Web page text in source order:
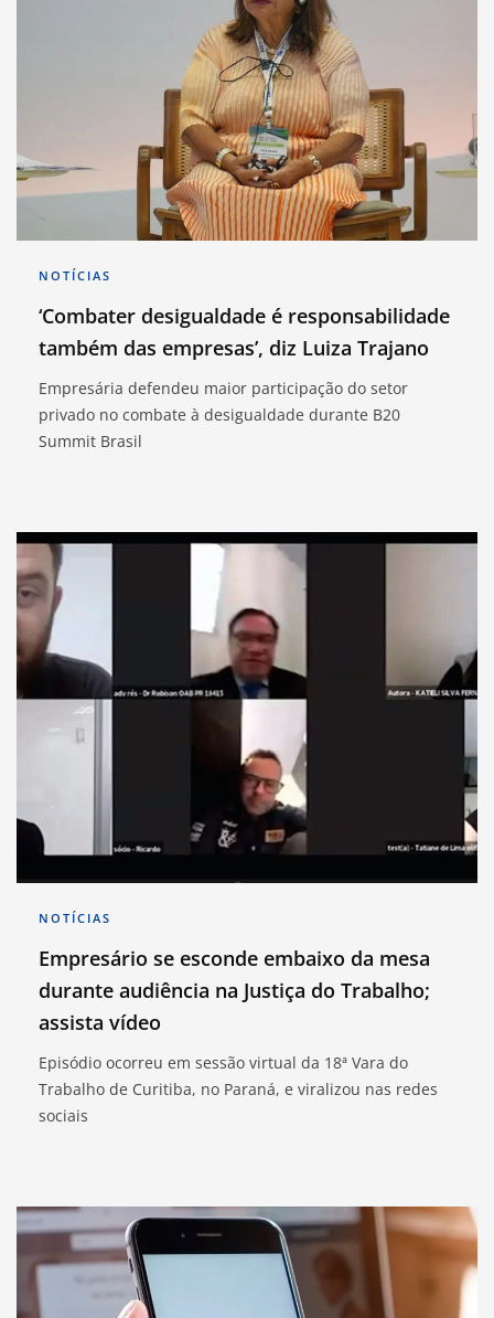
NOTÍCIAS
‘Combater desigualdade é responsabilidade
também das empresas’, diz Luiza Trajano
Empresária defendeu maior participação do setor
privado no combate à desigualdade durante B20
Summit Brasil
NOTÍCIAS
Empresário se esconde embaixo da mesa
durante audiência na Justiça do Trabalho;
assista vídeo
Episódio ocorreu em sessão virtual da 18ª Vara do
Trabalho de Curitiba, no Paraná, e viralizou nas redes
sociais